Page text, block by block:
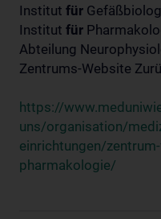
Institut für
Institut für
Abteilung
Zentrums-Website
https://
uns/organisation/
einrichtungen/
pharmakologie/